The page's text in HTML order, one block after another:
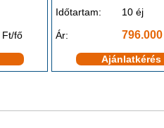
Ft/fő
Időtartam:
10 éj
Ár: 796.000
Ajánlatkérés